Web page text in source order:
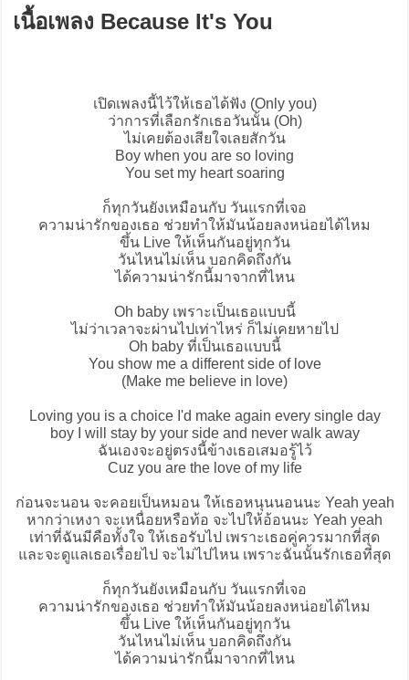
เนื้อเพลง Because It's You
เปิดเพลงนี้ไว้ให้เธอได้ฟัง (Only you)
ว่าการที่เลือกรักเธอวันนั้น (Oh)
ไม่เคยต้องเสียใจเลยสักวัน
Boy when you are so loving
You set my heart soaring
ก็ทุกวันยังเหมือนกับ วันแรกที่เจอ
ความน่ารักของเธอ ช่วยทำให้มันน้อยลงหน่อยได้ไหม
ขึ้น Live ให้เห็นกันอยู่ทุกวัน
วันไหนไม่เห็น บอกคิดถึงกัน
ได้ความน่ารักนี้มาจากที่ไหน
Oh baby เพราะเป็นเธอแบบนี้
ไม่ว่าเวลาจะผ่านไปเท่าไหร่ ก็ไม่เคยหายไป
Oh baby ที่เป็นเธอแบบนี้
You show me a different side of love
(Make me believe in love)
Loving you is a choice I'd make again every single day
boy I will stay by your side and never walk away
ฉันเองจะอยู่ตรงนี้ข้างเธอเสมอรู้ไว้
Cuz you are the love of my life
ก่อนจะนอน จะคอยเป็นหมอน ให้เธอหนุนนอนนะ Yeah yeah
หากว่าเหงา จะเหนื่อยหรือท้อ จะไปให้อ้อนนะ Yeah yeah
เท่าที่ฉันมีคือทั้งใจ ให้เธอรับไป เพราะเธอคู่ควรมากที่สุด
และจะดูแลเธอเรื่อยไป จะไม่ไปไหน เพราะฉันนั้นรักเธอที่สุด
ก็ทุกวันยังเหมือนกับ วันแรกที่เจอ
ความน่ารักของเธอ ช่วยทำให้มันน้อยลงหน่อยได้ไหม
ขึ้น Live ให้เห็นกันอยู่ทุกวัน
วันไหนไม่เห็น บอกคิดถึงกัน
ได้ความน่ารักนี้มาจากที่ไหน